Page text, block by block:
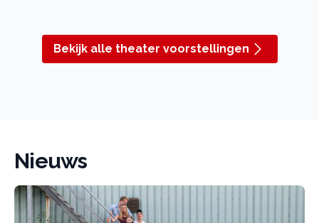
Bekijk alle theater voorstellingen
Nieuws